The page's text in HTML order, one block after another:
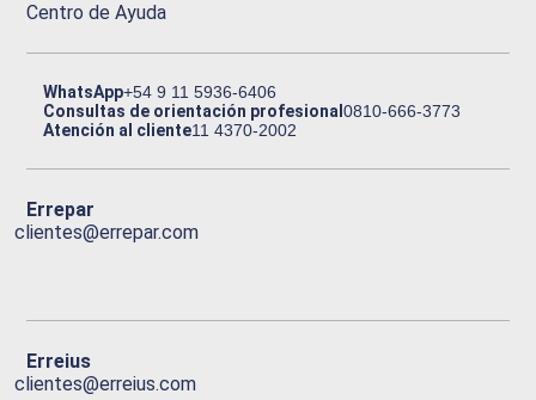
Centro de Ayuda
WhatsApp+54 9 11 5936-6406
Consultas de orientación profesional0810-666-3773
Atención al cliente11 4370-2002
Errepar
clientes@errepar.com
Erreius
clientes@erreius.com